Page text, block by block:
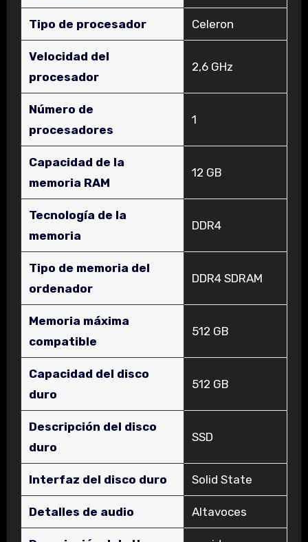
Tipo de procesador ‎Celeron
Velocidad del
procesador
‎2,6 GHz
Número de
procesadores
‎1
Capacidad de la
memoria RAM
‎12 GB
Tecnología de la
memoria
‎DDR4
Tipo de memoria del
ordenador
‎DDR4 SDRAM
Memoria máxima
compatible
‎512 GB
Capacidad del disco
duro
‎512 GB
Descripción del disco
duro
‎SSD
Interfaz del disco duro ‎Solid State
Detalles de audio ‎Altavoces